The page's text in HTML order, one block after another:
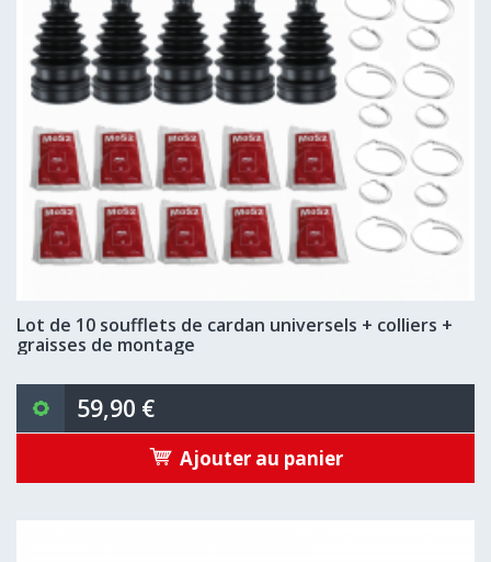
Lot de 10 soufflets de cardan universels + colliers +
graisses de montage
59,90 €
Ajouter au panier